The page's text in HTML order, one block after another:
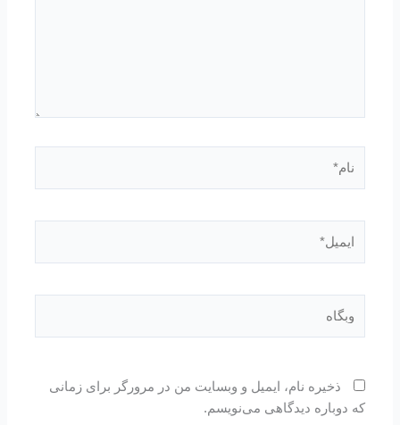
ذخیره نام، ایمیل و وبسایت من در مرورگر برای زمانی
که دوباره دیدگاهی می‌نویسم.